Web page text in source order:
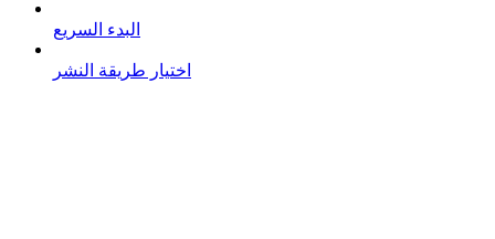
البدء السريع
اختيار طريقة النشر